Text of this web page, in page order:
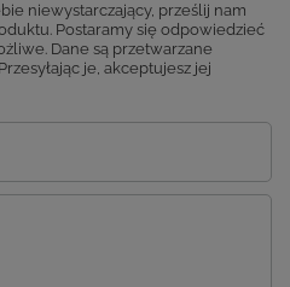
niewystarczający, prześlij nam
Postaramy się odpowiedzieć
Dane są przetwarzane
je, akceptujesz jej